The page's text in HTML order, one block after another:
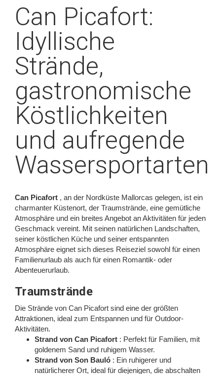
Can Picafort:
Idyllische
Strände,
gastronomische
Köstlichkeiten
und aufregende
Wassersportarten
Can Picafort , an der Nordküste Mallorcas gelegen, ist ein
charmanter Küstenort, der Traumstrände, eine gemütliche
Atmosphäre und ein breites Angebot an Aktivitäten für jeden
Geschmack vereint. Mit seinen natürlichen Landschaften,
seiner köstlichen Küche und seiner entspannten
Atmosphäre eignet sich dieses Reiseziel sowohl für einen
Familienurlaub als auch für einen Romantik- oder
Abenteuerurlaub.
Traumstrände
Die Strände von Can Picafort sind eine der größten
Attraktionen, ideal zum Entspannen und für Outdoor-
Aktivitäten.
Strand von Can Picafort : Perfekt für Familien, mit
goldenem Sand und ruhigem Wasser.
Strand von Son Bauló : Ein ruhigerer und
natürlicherer Ort, ideal für diejenigen, die abschalten